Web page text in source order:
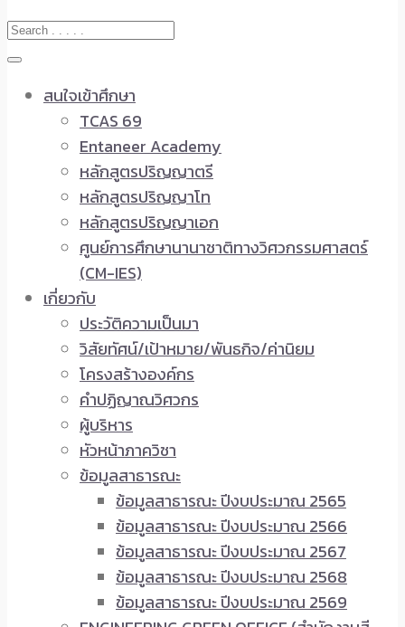
สนใจเข้าศึกษา
TCAS 69
Entaneer Academy
หลักสูตรปริญญาตรี
หลักสูตรปริญญาโท
หลักสูตรปริญญาเอก
ศูนย์การศึกษานานาชาติทางวิศวกรรมศาสตร์
(CM-IES)
เกี่ยวกับ
ประวัติความเป็นมา
วิสัยทัศน์/เป้าหมาย/พันธกิจ/ค่านิยม
โครงสร้างองค์กร
คำปฏิญาณวิศวกร
ผู้บริหาร
หัวหน้าภาควิชา
ข้อมูลสาธารณะ
ข้อมูลสาธารณะ ปีงบประมาณ 2565
ข้อมูลสาธารณะ ปีงบประมาณ 2566
ข้อมูลสาธารณะ ปีงบประมาณ 2567
ข้อมูลสาธารณะ ปีงบประมาณ 2568
ข้อมูลสาธารณะ ปีงบประมาณ 2569